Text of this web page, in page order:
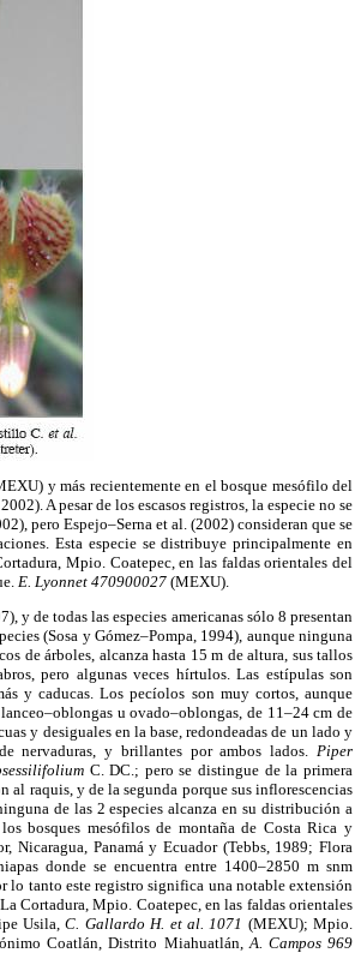
y más recientemente en el bosque mesófilo del
A pesar de los escasos registros, la especie no se
pero Espejo–Serna et al. (2002) consideran que se
Esta especie se distribuye principalmente en
Mpio. Coatepec, en las faldas orientales del
E. Lyonnet 470900027 (MEXU).
y de todas las especies americanas sólo 8 presentan
(Sosa y Gómez–Pompa, 1994), aunque ninguna
de árboles, alcanza hasta 15 m de altura, sus tallos
pero algunas veces hírtulos. Las estípulas son
y caducas. Los pecíolos son muy cortos, aunque
u ovado–oblongas, de 11–24 cm de
y desiguales en la base, redondeadas de un lado y
nervaduras, y brillantes por ambos lados. Piper
C. DC.; pero se distingue de la primera
al raquis, y de la segunda porque sus inflorescencias
de las 2 especies alcanza en su distribución a
bosques mesófilos de montaña de Costa Rica y
Nicaragua, Panamá y Ecuador (Tebbs, 1989; Flora
donde se encuentra entre 1400–2850 m snm
lo tanto este registro significa una notable extensión
Cortadura, Mpio. Coatepec, en las faldas orientales
Usila,C. Gallardo H. et al. 1071 (MEXU); Mpio.
Coatlán, Distrito Miahuatlán,A. Campos 969